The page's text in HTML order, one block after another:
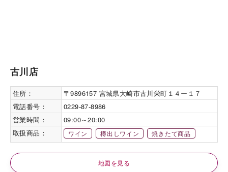
古川店
住所：
〒9896157 宮城県大崎市古川栄町１４ー１７
電話番号：
0229-87-8986
営業時間：
09:00～20:00
取扱商品：
ワイン 樽出しワイン 焼きたて商品
地図を見る